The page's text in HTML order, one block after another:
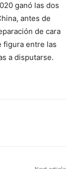
ganó las dos
antes de
de cara
figura entre las
a disputarse.